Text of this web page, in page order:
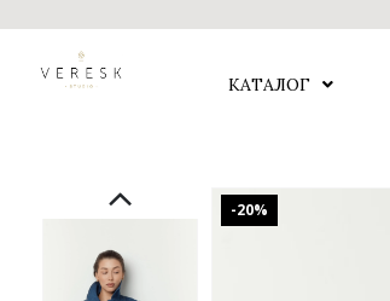
КАТАЛОГ
-20%